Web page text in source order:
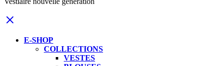
E-SHOP
COLLECTIONS
VESTES